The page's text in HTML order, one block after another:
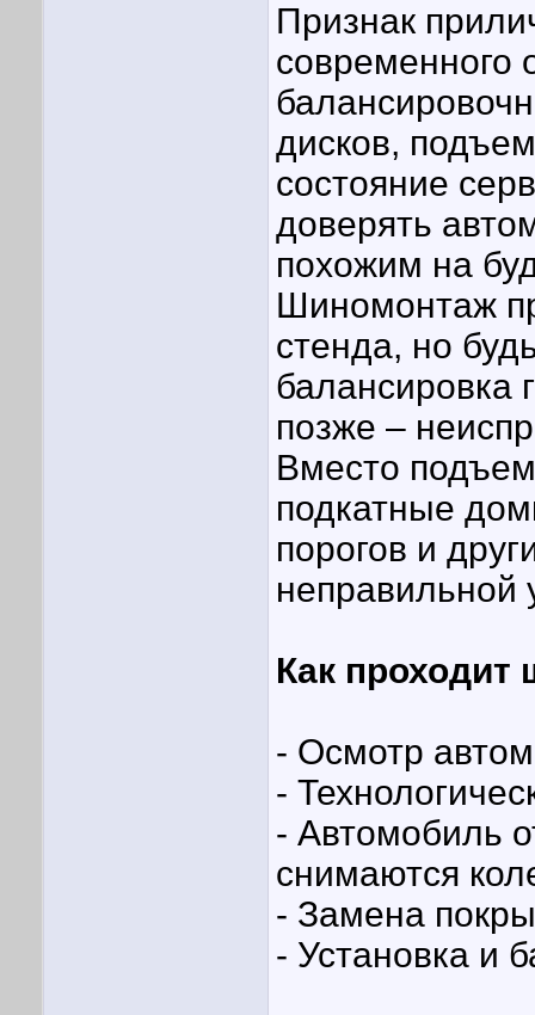
Признак
современного
дисков,
состояние
доверять
похожим на
Шиномонтаж
стенда, но
балансировка
позже –
Вместо
подкатные
порогов и
неправильной
Как
- Осмотр
-
- Автомобиль
снимаются
- Замена
- Установка и